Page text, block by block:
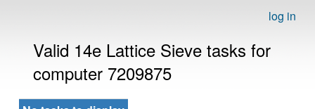
log in
Valid 14e Lattice Sieve tasks for
computer 7209875